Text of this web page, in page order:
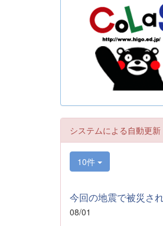
システムによる自動更新
10件
08/01